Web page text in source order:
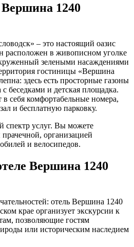
1240
– это настоящий оазис
расположен в живописном уголке
зелеными насаждениями
гостиницы «Вершина
здесь есть просторные газоны
беседками и детская площадка.
себя комфортабельные номера,
и бесплатную парковку.
спектр услуг. Вы можете
прачечной, организацией
и велосипедов.
Вершина 1240
отель Вершина 1240
крае организует экскурсии к
позволяющие гостям
или историческим наследием